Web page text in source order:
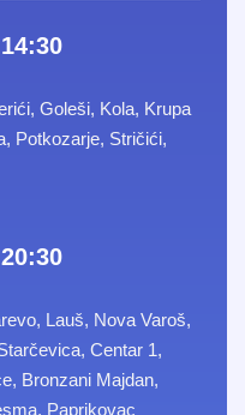
Goleši, Kola, Krupa
Potkozarje, Stričići,
Lauš, Nova Varoš,
Centar 1,
Bronzani Majdan,
Paprikovac